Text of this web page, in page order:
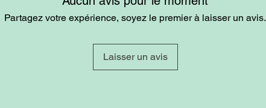
Partagez votre expérience, soyez le premier à laisser un avis.
Laisser un avis